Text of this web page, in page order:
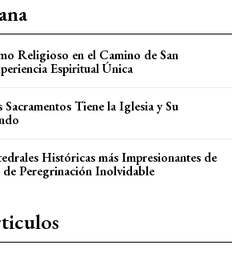
Religioso en el Camino de San
Espiritual Única
Tiene la Iglesia y Su
Históricas más Impresionantes de
Peregrinación Inolvidable